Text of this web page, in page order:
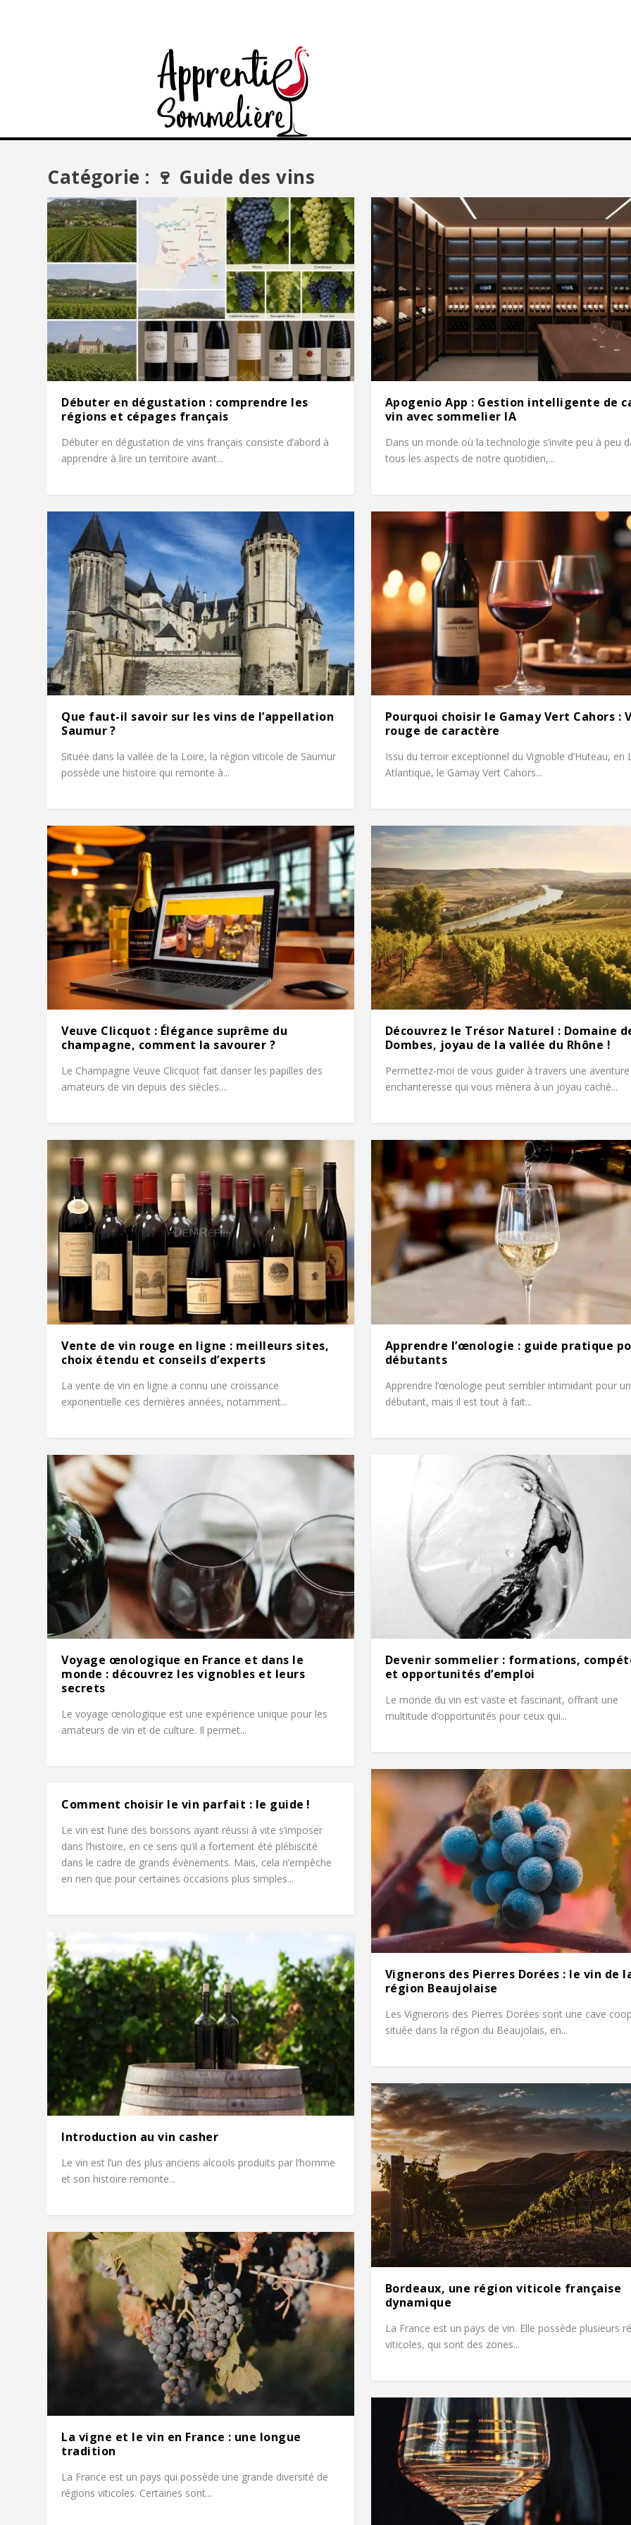
Catégorie : 🍷 Guide des vins
Débuter en dégustation : comprendre les
régions et cépages français
Débuter en dégustation de vins français consiste d’abord à
apprendre à lire un territoire avant...
Que faut-il savoir sur les vins de l’appellation
Saumur ?
Située dans la vallée de la Loire, la région viticole de Saumur
possède une histoire qui remonte à...
Veuve Clicquot : Élégance suprême du
champagne, comment la savourer ?
Le Champagne Veuve Clicquot fait danser les papilles des
amateurs de vin depuis des siècles....
Vente de vin rouge en ligne : meilleurs sites,
choix étendu et conseils d’experts
La vente de vin en ligne a connu une croissance
exponentielle ces dernières années, notamment...
Voyage œnologique en France et dans le
monde : découvrez les vignobles et leurs
secrets
Le voyage œnologique est une expérience unique pour les
amateurs de vin et de culture. Il permet...
Comment choisir le vin parfait : le guide !
Le vin est l’une des boissons ayant réussi à vite s’imposer
dans l’histoire, en ce sens qu’il a fortement été plébiscité
dans le cadre de grands évènements. Mais, cela n’empêche
en rien que pour certaines occasions plus simples...
Introduction au vin casher
Le vin est l’un des plus anciens alcools produits par l’homme
et son histoire remonte...
La vigne et le vin en France : une longue
tradition
La France est un pays qui possède une grande diversité de
régions viticoles. Certaines sont...
Apogenio App : Gestion intelligente de
vin avec sommelier IA
Dans un monde où la technologie s’invite peu à peu
tous les aspects de notre quotidien,...
Pourquoi choisir le Gamay Vert Cahors :
rouge de caractère
Issu du terroir exceptionnel du Vignoble d’Huteau, en
Atlantique, le Gamay Vert Cahors...
Découvrez le Trésor Naturel : Domaine
Dombes, joyau de la vallée du Rhône !
Permettez-moi de vous guider à travers une aventure
enchanteresse qui vous mènera à un joyau caché...
Apprendre l’œnologie : guide pratique
débutants
Apprendre l’œnologie peut sembler intimidant pour un
débutant, mais il est tout à fait...
Devenir sommelier : formations,
et opportunités d’emploi
Le monde du vin est vaste et fascinant, offrant une
multitude d’opportunités pour ceux qui...
Vignerons des Pierres Dorées : le vin de
région Beaujolaise
Les Vignerons des Pierres Dorées sont une cave
située dans la région du Beaujolais, en...
Bordeaux, une région viticole française
dynamique
La France est un pays de vin. Elle possède plusieurs
viticoles, qui sont des zones...